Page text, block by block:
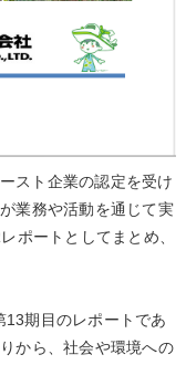
スト企業の認定を受け
業務や活動を通じて実
ポートとしてまとめ、
期目のレポートであ
から、社会や環境への